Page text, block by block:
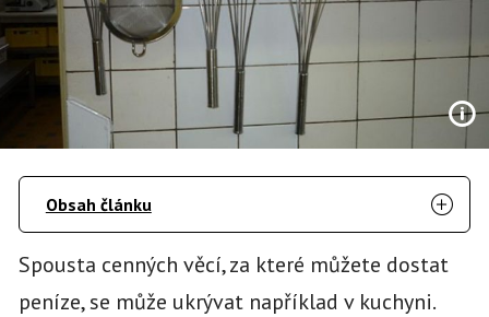
Obsah článku
Spousta cenných věcí, za které můžete dostat
peníze, se může ukrývat například v kuchyni.